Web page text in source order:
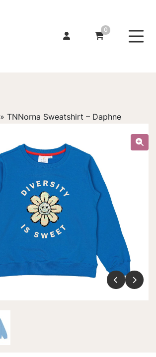
0
» TNNorna Sweatshirt – Daphne